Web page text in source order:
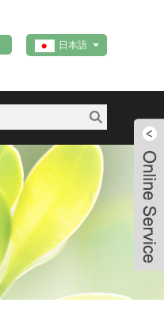
日本語